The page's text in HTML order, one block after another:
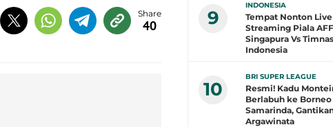
40 9
INDONESIA
Tempat Nonton Live
Streaming Piala
Singapura Vs Timnas
Indonesia
10
BRI SUPER LEAGUE
Resmi! Kadu
Berlabuh ke Borneo
Samarinda,
Argawinata